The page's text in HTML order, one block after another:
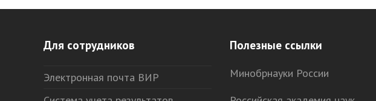
Для сотрудников
Электронная почта ВИР
Полезные ссылки
Минобрнауки России